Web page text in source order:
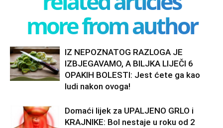
more from author
IZ NEPOZNATOG RAZLOGA JE
IZBJEGAVAMO, A BILJKA LIJEČI 6
OPAKIH BOLESTI: Jest ćete ga kao
ludi nakon ovoga!
Domaći lijek za UPALJENO GRLO i
KRAJNIKE: Bol nestaje u roku od 2